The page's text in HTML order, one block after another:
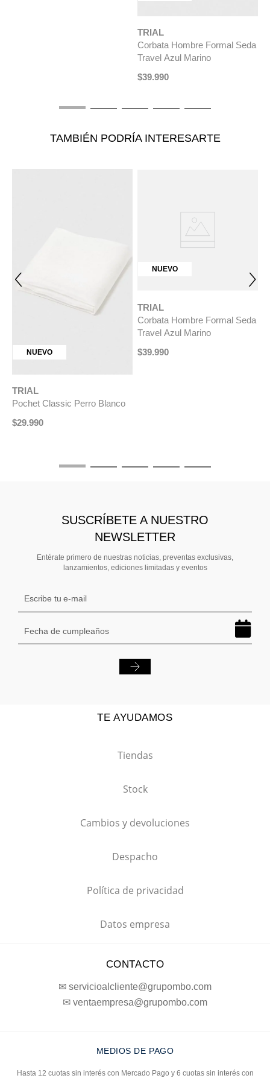
TRIAL
Corbata Hombre Formal Seda
Travel Azul Marino
$39.990
TAMBIÉN PODRÍA INTERESARTE
NUEVO
TRIAL
Pochet Classic Perro Blanco
$29.990
NUEVO
TRIAL
Corbata Hombre Formal Seda
Travel Azul Marino
$39.990
SUSCRÍBETE A NUESTRO
NEWSLETTER
Entérate primero de nuestras noticias, preventas exclusivas,
lanzamientos, ediciones limitadas y eventos
TE AYUDAMOS
Tiendas
Stock
Cambios y devoluciones
Despacho
Política de privacidad
Datos empresa
CONTACTO
✉ servicioalcliente@grupombo.com
✉ ventaempresa@grupombo.com
MEDIOS DE PAGO
Hasta 12 cuotas sin interés con Mercado Pago y 6 cuotas sin interés con